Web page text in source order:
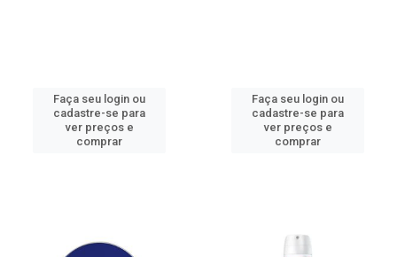
Faça seu login ou
cadastre-se para
ver preços e
comprar
Faça seu login ou
cadastre-se para
ver preços e
comprar